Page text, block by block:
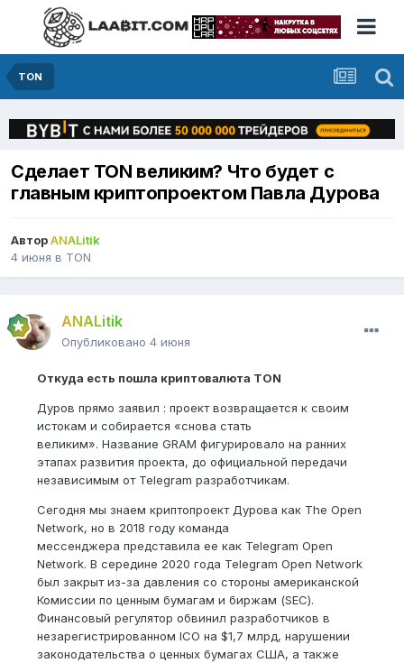
TON
Сделает TON великим? Что будет с
главным криптопроектом Павла Дурова
АвторANALitik
4 июня в TON
ANALitik
Опубликовано 4 июня
Откуда есть пошла криптовалюта TON
Дуров прямо заявил : проект возвращается к своим
истокам и собирается «снова стать
великим». Название GRAM фигурировало на ранних
этапах развития проекта, до официальной передачи
независимым от Telegram разработчикам.
Сегодня мы знаем криптопроект Дурова как The Open
Network, но в 2018 году команда
мессенджера представила ее как Telegram Open
Network. В середине 2020 года Telegram Open Network
был закрыт из-за давления со стороны американской
Комиссии по ценным бумагам и биржам (SEC).
Финансовый регулятор обвинил разработчиков в
незарегистрированном ICO на $1,7 млрд, нарушении
законодательства о ценных бумагах США, а также